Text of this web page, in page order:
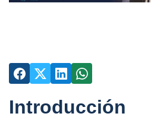
Introducción